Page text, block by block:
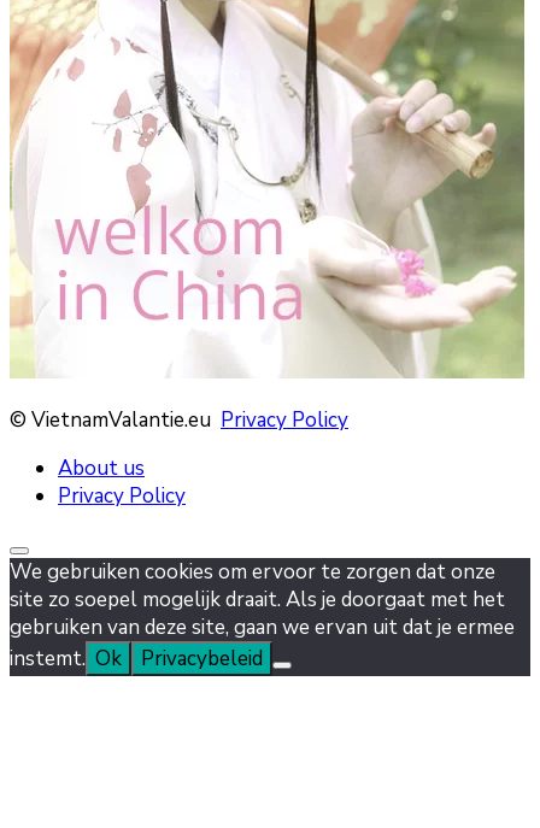
© VietnamValantie.eu Privacy Policy
About us
Privacy Policy
We gebruiken cookies om ervoor te zorgen dat onze
site zo soepel mogelijk draait. Als je doorgaat met het
gebruiken van deze site, gaan we ervan uit dat je ermee
instemt. Ok Privacybeleid